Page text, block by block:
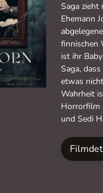
Saga zieht
Ehemann
finnischen
ist ihr
Saga,
etwas
Wahrheit
Horrorfilm
und Sedi